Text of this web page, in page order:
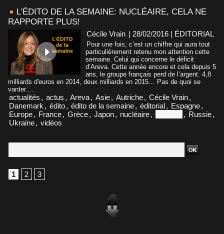
L'ÉDITO DE LA SEMAINE: NUCLÉAIRE, CELA NE
RAPPORTE PLUS!
Cécile Vrain | 28/02/2016 | ÉDITORIAL
Pour une fois, c’est un chiffre qui aura tout
particulièrement retenu mon attention cette
semaine. Celui qui concerne le déficit
d’Areva. Cette année encore et cela depuis 5
ans, le groupe français perd de l’argent. 4,8
milliards d'euros en 2014, deux milliards en 2015… Pas de quoi se
vanter....
actualités , actus , Areva, Asie, Autriche, Cécile Vrain,
Danemark , édito, édito de la semaine, éditorial, Espagne,
Europe, France, Grèce, Japon, nucléaire, , Russie,
Ukraine, vidéos
1 2 3